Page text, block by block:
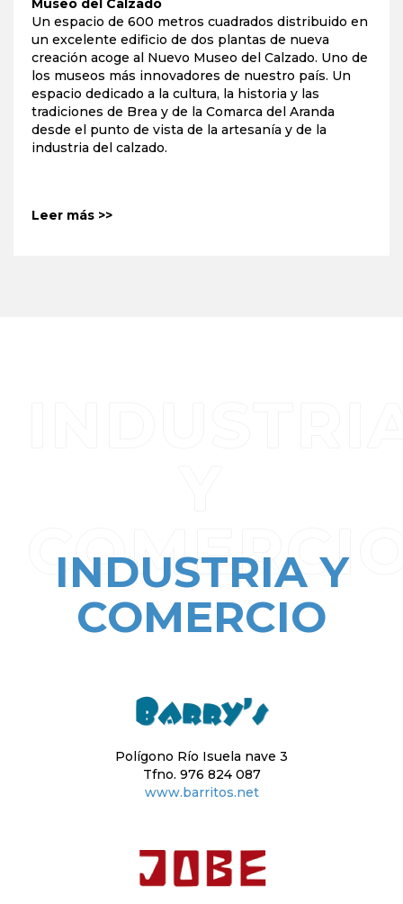
Museo del Calzado
Un espacio de 600 metros cuadrados distribuido en
un excelente edificio de dos plantas de nueva
creación acoge al Nuevo Museo del Calzado. Uno de
los museos más innovadores de nuestro país. Un
espacio dedicado a la cultura, la historia y las
tradiciones de Brea y de la Comarca del Aranda
desde el punto de vista de la artesanía y de la
industria del calzado.
Leer más >>
INDUSTRIA Y
COMERCIO
Polígono Río Isuela nave 3
Tfno. 976 824 087
www.barritos.net